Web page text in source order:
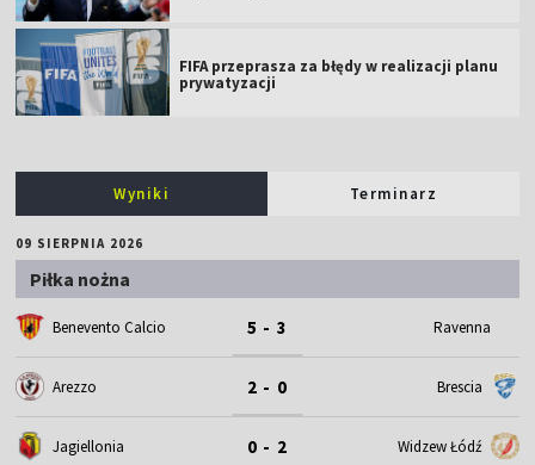
FIFA przeprasza za błędy w realizacji planu
prywatyzacji
Wyniki Terminarz
09 SIERPNIA 2026
Piłka nożna
Benevento Calcio 5 - 3 Ravenna
Arezzo 2 - 0 Brescia
Jagiellonia 0 - 2 Widzew Łódź